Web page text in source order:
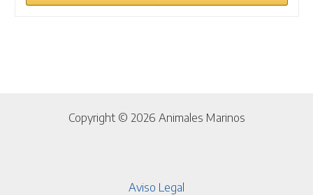
Copyright © 2026 Animales Marinos
Aviso Legal